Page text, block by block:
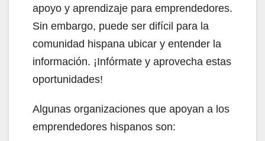
apoyo y aprendizaje para emprendedores.
Sin embargo, puede ser difícil para la
comunidad hispana ubicar y entender la
información. ¡Infórmate y aprovecha estas
oportunidades!
Algunas organizaciones que apoyan a los
emprendedores hispanos son: